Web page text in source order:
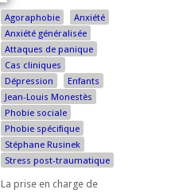
Agoraphobie
Anxiété
Anxiété généralisée
Attaques de panique
Cas cliniques
Dépression
Enfants
Jean-Louis Monestès
Phobie sociale
Phobie spécifique
Stéphane Rusinek
Stress post-traumatique
La prise en charge de